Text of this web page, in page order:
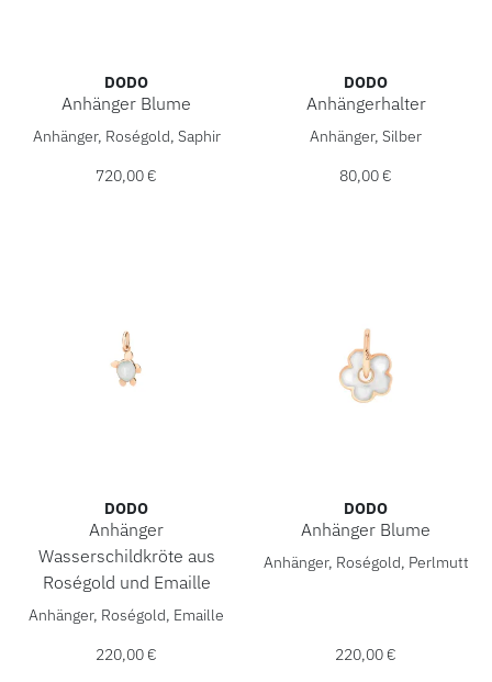
DODO
Anhänger Blume
DoDo Anhänger Blume, Ref: DMC5013-FLOWS-ZRO9R,
Anhänger, Roségold, Saphir
720,00 €
DODO
Anhängerhalter
DoDo Anhängerhalter, Ref:
Anhänger, Silber
80,00 €
DODO
Anhänger
Wasserschildkröte aus
Roségold und Emaille
DoDo Anhänger Wasserschildkröte aus Roségold und
Anhänger, Roségold, Emaille
220,00 €
DODO
Anhänger Blume
DoDo Anhänger Blume,
Anhänger, Roségold, Perlmutt
220,00 €